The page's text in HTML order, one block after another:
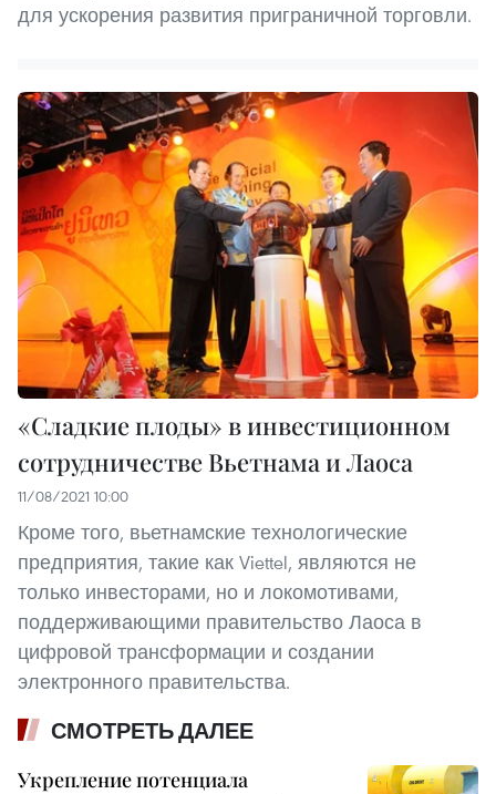
для ускорения развития приграничной торговли.
«Сладкие плоды» в инвестиционном
сотрудничестве Вьетнама и Лаоса
11/08/2021 10:00
Кроме того, вьетнамские технологические
предприятия, такие как Viettel, являются не
только инвесторами, но и локомотивами,
поддерживающими правительство Лаоса в
цифровой трансформации и создании
электронного правительства.
СМОТРЕТЬ ДАЛЕЕ
Укрепление потенциала